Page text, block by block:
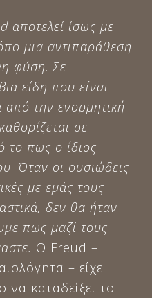
αποτελεί ίσως με
μια αντιπαράθεση
φύση. Σε
είδη που είναι
από την ενορμητική
σε
το πως ο ίδιος
. Όταν οι ουσιώδεις
με εμάς τους
δεν θα ήταν
πως μαζί τους
Ο Freud –
– είχε
καταδείξει το